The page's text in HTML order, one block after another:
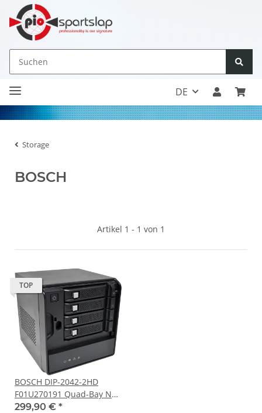
DE
Storage
BOSCH
Artikel 1 - 1 von 1
TOP
BOSCH DIP-2042-2HD
F01U270191 Quad-Bay NVR
for DIVAR IP 2000 +Caddys
299,90 € *